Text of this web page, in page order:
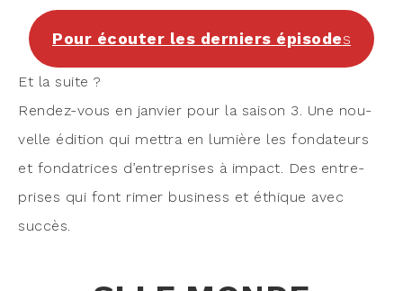
Pour écou­ter les der­niers épi­sodes
Et la suite ?
Ren­dez-vous en jan­vier pour la sai­son 3. Une nou­
velle édi­tion qui met­tra en lumière les fon­da­teurs
et fon­da­trices d’entreprises à impact. Des entre­
prises qui font rimer busi­ness et éthique avec
succès.